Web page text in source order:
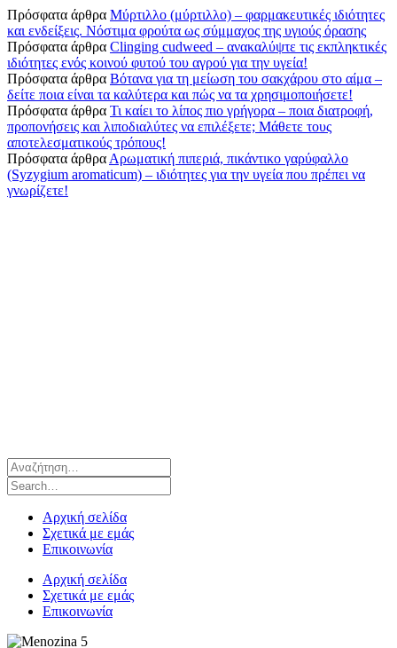
Πρόσφατα άρθρα Μύρτιλλο (μύρτιλλο) – φαρμακευτικές ιδιότητες
και ενδείξεις. Νόστιμα φρούτα ως σύμμαχος της υγιούς όρασης
Πρόσφατα άρθρα Clinging cudweed – ανακαλύψτε τις εκπληκτικές
ιδιότητες ενός κοινού φυτού του αγρού για την υγεία!
Πρόσφατα άρθρα Βότανα για τη μείωση του σακχάρου στο αίμα –
δείτε ποια είναι τα καλύτερα και πώς να τα χρησιμοποιήσετε!
Πρόσφατα άρθρα Τι καίει το λίπος πιο γρήγορα – ποια διατροφή,
προπονήσεις και λιποδιαλύτες να επιλέξετε; Μάθετε τους
αποτελεσματικούς τρόπους!
Πρόσφατα άρθρα Αρωματική πιπεριά, πικάντικο γαρύφαλλο
(Syzygium aromaticum) – ιδιότητες για την υγεία που πρέπει να
γνωρίζετε!
Αρχική σελίδα
Σχετικά με εμάς
Επικοινωνία
Αρχική σελίδα
Σχετικά με εμάς
Επικοινωνία